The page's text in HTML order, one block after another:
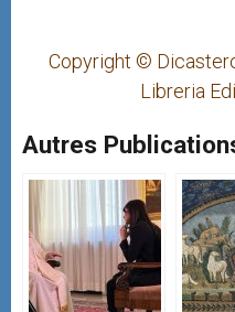
Copyright ©
Libreria
Autres